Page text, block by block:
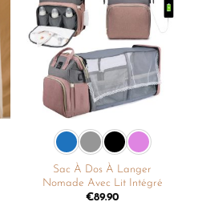
Ajouter
à la
liste de
souhaits
Sac À Dos À Langer
Nomade Avec Lit Intégré
€89.90